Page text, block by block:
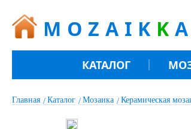
MOZAIK K A
КАТАЛОГ
Главная Каталог Мозаика Керамическая